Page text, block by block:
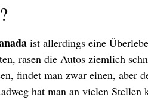
ist allerdings eine
rasen die Autos ziemlich
findet man zwar einen, aber
hat man an vielen